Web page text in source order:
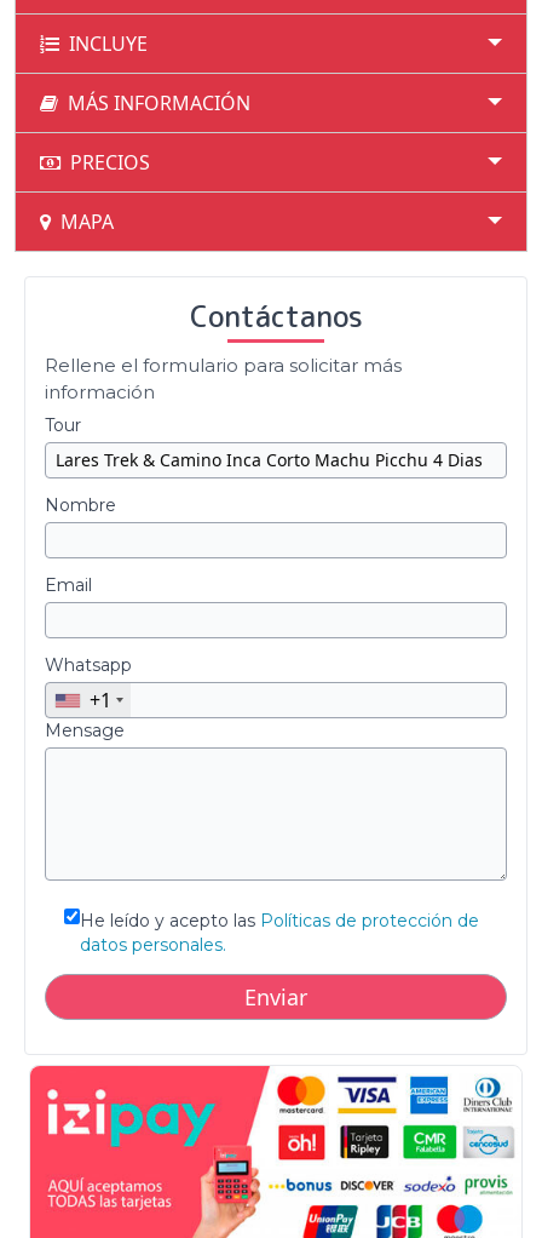
INCLUYE
MÁS INFORMACIÓN
PRECIOS
MAPA
Contáctanos
Rellene el formulario para solicitar más
información
Tour
Nombre
Email
Whatsapp
+1
Mensage
He leído y acepto las Políticas de protección de
datos personales.